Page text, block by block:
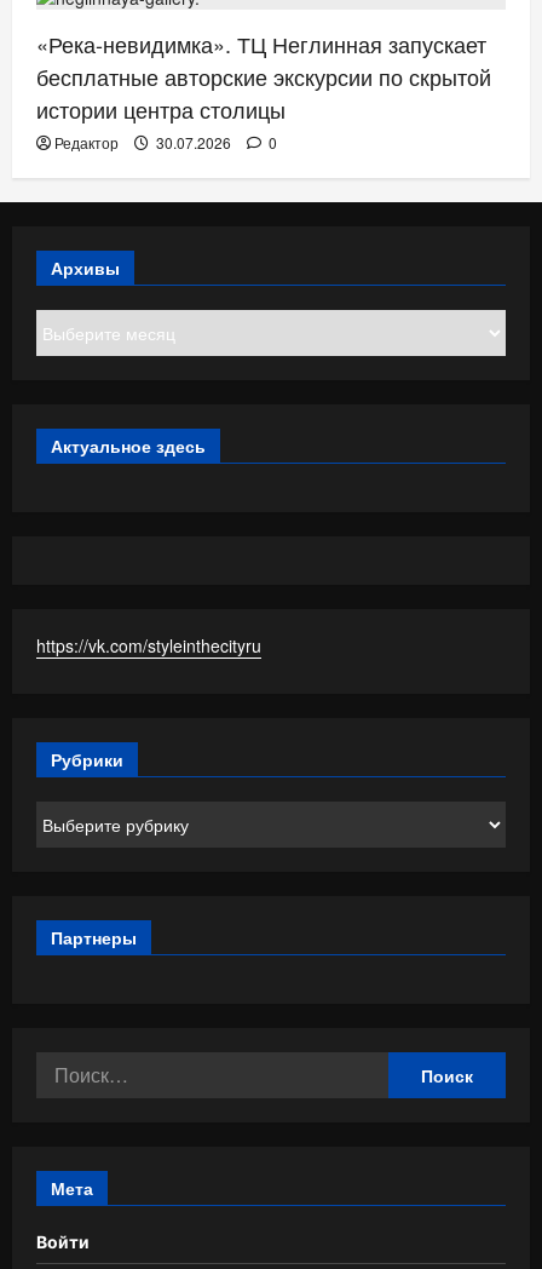
«Река-невидимка». ТЦ Неглинная запускает
бесплатные авторские экскурсии по скрытой
истории центра столицы
Редактор 30.07.2026 0
Архивы
Актуальное здесь
https://vk.com/styleinthecityru
Рубрики
Партнеры
Найти:
Мета
Войти